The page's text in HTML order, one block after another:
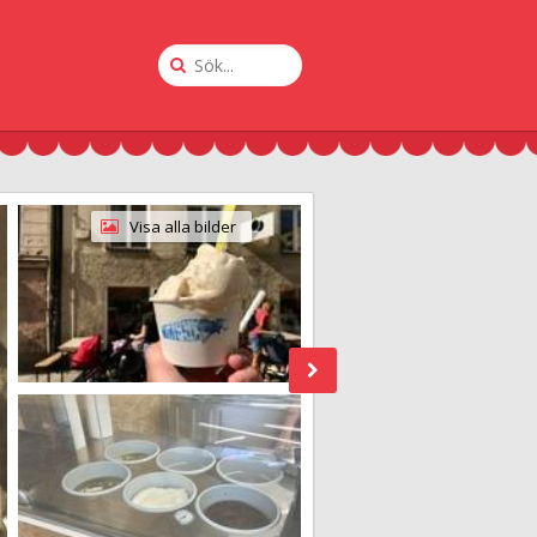
Sök
på
Visa alla bilder